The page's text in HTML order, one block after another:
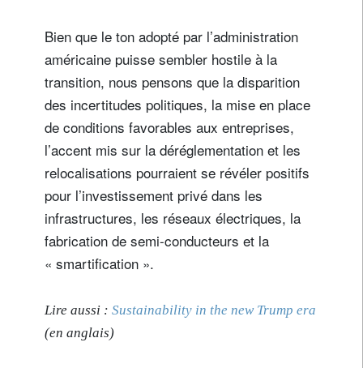
Bien que le ton adopté par l’administration
américaine puisse sembler hostile à la
transition, nous pensons que la disparition
des incertitudes politiques, la mise en place
de conditions favorables aux entreprises,
l’accent mis sur la déréglementation et les
relocalisations pourraient se révéler positifs
pour l’investissement privé dans les
infrastructures, les réseaux électriques, la
fabrication de semi-conducteurs et la
« smartification ».
Lire aussi : Sustainability in the new Trump era
(en anglais)